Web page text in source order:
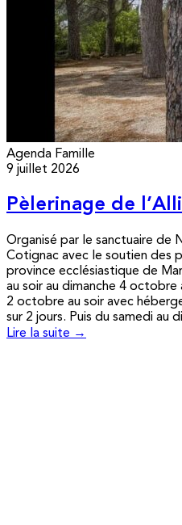
Agenda Famille
9 juillet 2026
Pèlerinage de
Organisé par le sanctuaire de
Cotignac avec le soutien des
province ecclésiastique de
au soir au dimanche 4
2 octobre au soir avec
sur 2 jours. Puis du samedi au
Lire la suite →